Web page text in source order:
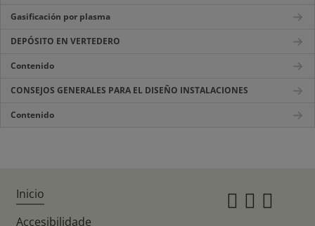
Gasificación por plasma
DEPÓSITO EN VERTEDERO
Contenido
CONSEJOS GENERALES PARA EL DISEÑO INSTALACIONES
Contenido
Inicio
Accesibilidade